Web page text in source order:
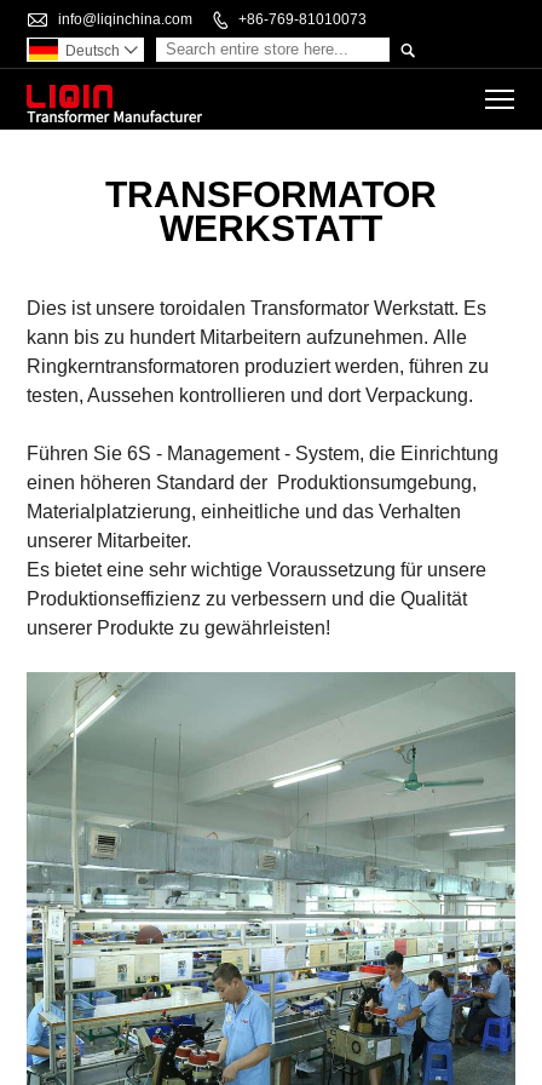
 info@liqinchina.com  +86-769-81010073

Deutsch 
TRANSFORMATOR
WERKSTATT
Dies ist unsere toroidalenTransformator Werkstatt. Es
kann bis zu hundert Mitarbeitern aufzunehmen.Alle
Ringkerntransformatoren produziert werden, führen zu
testen, Aussehen kontrollieren und dort Verpackung.
Führen Sie 6S - Management - System, die Einrichtung
einen höheren Standard der Produktionsumgebung,
Materialplatzierung, einheitliche und das Verhalten
unserer Mitarbeiter.
Es bietet eine sehr wichtige Voraussetzung für unsere
Produktionseffizienz zu verbessern und die Qualität
unserer Produkte zu gewährleisten!